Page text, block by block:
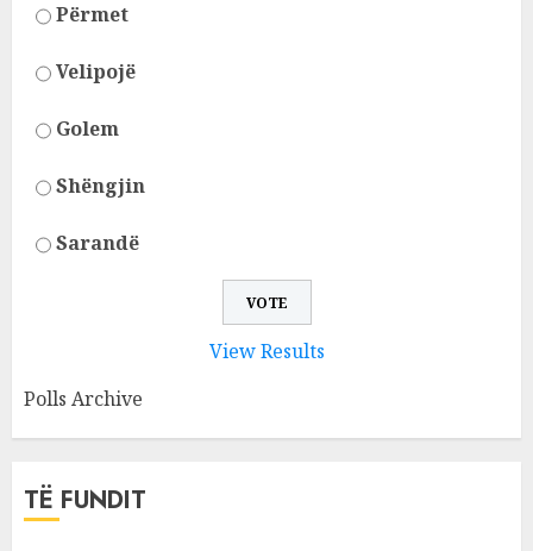
Përmet
Velipojë
Golem
Shëngjin
Sarandë
View Results
Polls Archive
TË FUNDIT